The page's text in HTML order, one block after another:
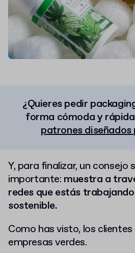
¿Quieres pedir
forma cómoda y
patrones
Y, para finalizar, un consejo
importante: muestra a
redes que estás
sostenible.
Como has visto, los
empresas verdes.